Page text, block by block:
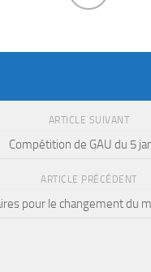
ARTICLE SUIVANT
Compétition de GAU du 5
ARTICLE PRÉCÉDENT
pour le changement du